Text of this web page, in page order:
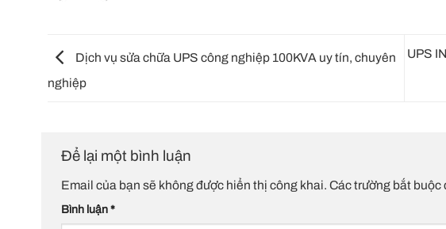
Dịch vụ sửa chữa UPS công nghiệp 100KVA uy tín, chuyên
nghiệp
UPS
Để lại một bình luận
Email của bạn sẽ không được hiển thị công khai. Các trường bắt buộc
Bình luận *